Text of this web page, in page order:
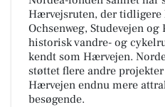
Hærvejsruten, der tidligere
Ochsenweg, Studevejen
historisk vandre- og
kendt som Hærvejen.
støttet flere andre
Hærvejen endnu mere
besøgende.